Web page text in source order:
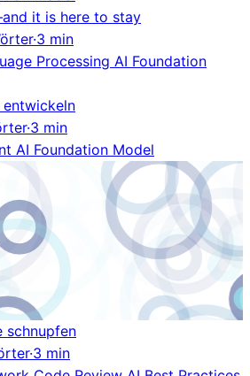
it is here to stay
·3 min
Processing AI Foundation
·3 min
AI Foundation Model
schnupfen
·3 min